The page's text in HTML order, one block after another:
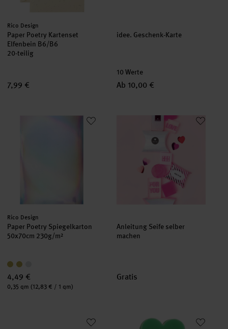
Hersteller:
Rico Design
Paper Poetry Kartenset
Elfenbein B6/B6
20-teilig
7,99 €
idee. Geschenk-Karte
10 Werte
Ab 10,00 €
Paper Poetry Spiegelkarton 50x70cm 230g/m²
Hersteller:
Rico Design
Paper Poetry Spiegelkarton
50x70cm 230g/m²
4,49 €
Inhalt:
0,35 qm (12,83 € / 1 qm)
Anleitung Seife selber machen
Anleitung Seife selber
machen
Gratis
ART Künstler Acrylfarben-Set Fashion 12x12ml
Paper Poetry Mini-